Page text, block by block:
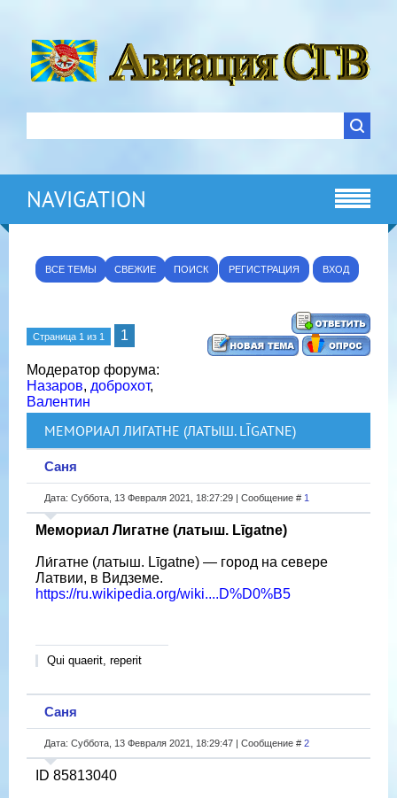
NAVIGATION
ВСЕ ТЕМЫ СВЕЖИЕ ПОИСК РЕГИСТРАЦИЯ ВХОД
Страница 1 из 1 1
Модератор форума:
Назаров, доброхот,
Валентин
МЕМОРИАЛ ЛИГАТНЕ (ЛАТЫШ. LĪGATNE)
Саня
Дата: Суббота, 13 Февраля 2021, 18:27:29 | Сообщение # 1
Мемориал Лигатне (латыш. Līgatne)
Ли́гатне (латыш. Līgatne) — город на севере
Латвии, в Видземе.
https://ru.wikipedia.org/wiki....D%D0%B5
Qui quaerit, reperit
Саня
Дата: Суббота, 13 Февраля 2021, 18:29:47 | Сообщение # 2
ID 85813040